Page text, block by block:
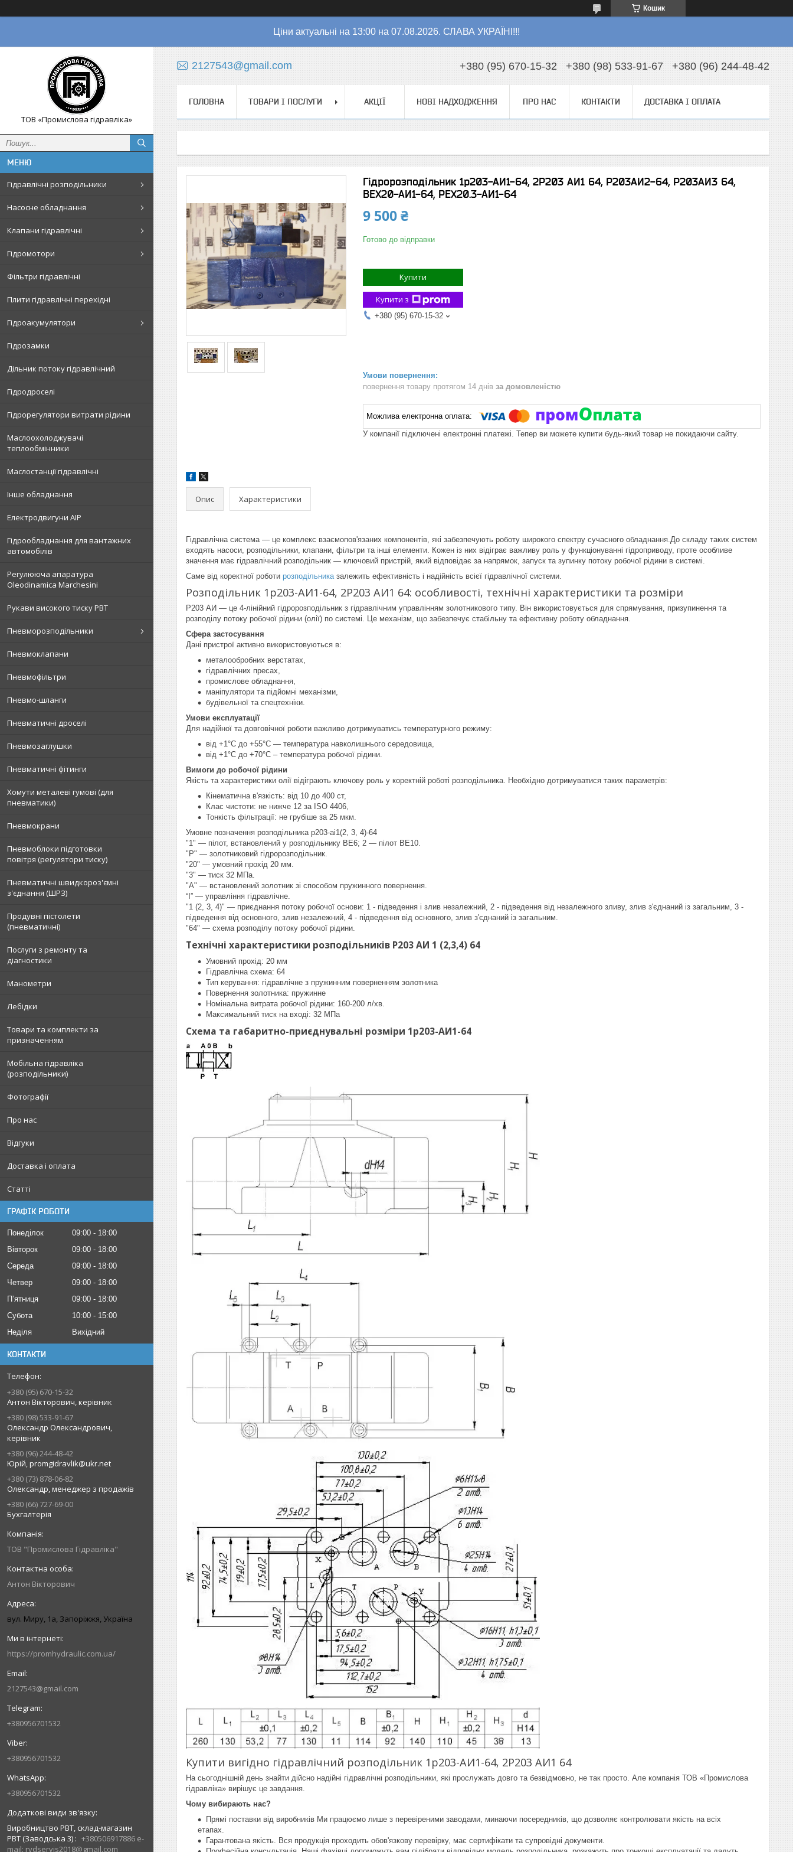
Кошик
Ціни актуальні на 13:00 на 07.08.2026. СЛАВА УКРАЇНІ!!!
ТОВ «Промислова гідравліка»
Гідравлічні розподільники
Насосне обладнання
Клапани гідравлічні
Гідромотори
Фільтри гідравлічні
Плити гідравлічні перехідні
Гідроакумулятори
Гідрозамки
Дільник потоку гідравлічний
Гідродроселі
Гідрорегулятори витрати рідини
Маслоохолоджувачі
теплообмінники
Маслостанції гідравлічні
Інше обладнання
Електродвигуни АІР
Гідрообладнання для вантажних
автомобілів
Регулююча апаратура
Oleodinamica Marchesini
Рукави високого тиску РВТ
Пневморозподільники
Пневмоклапани
Пневмофільтри
Пневмо-шланги
Пневматичні дроселі
Пневмозаглушки
Пневматичні фітинги
Хомути металеві гумові (для
пневматики)
Пневмокрани
Пневмоблоки підготовки
повітря (регулятори тиску)
Пневматичні швидкороз'ємні
з'єднання (ШРЗ)
Продувні пістолети
(пневматичні)
Послуги з ремонту та
діагностики
Манометри
Лебідки
Товари та комплекти за
призначенням
Мобільна гідравліка
(розподільники)
Фотографії
Про нас
Відгуки
Доставка і оплата
Статті
ГРАФІК РОБОТИ
Понеділок 09:00
18:00
Вівторок
09:00
18:00
Середа
09:00
18:00
Четвер
09:00
18:00
Пʼятниця
09:00
18:00
Субота
10:00
15:00
Неділя
Вихідний
КОНТАКТИ
+380 (95) 670-15-32
Антон Вікторович, керівник
+380 (98) 533-91-67
Олександр Олександрович,
керівник
+380 (96) 244-48-42
Юрій, promgidravlik@ukr.net
+380 (73) 878-06-82
Олександр, менеджер з продажів
+380 (66) 727-69-00
Бухгалтерія
ТОВ "Промислова Гідравліка"
Антон Вікторович
вул. Миру, 1а, Запоріжжя, Україна
https://promhydraulic.com.ua/
2127543@gmail.com
+380956701532
+380956701532
+380956701532
Виробництво РВТ, склад-магазин
РВТ (Заводська 3)
+380506917886 e-
mail: rvdservis2018@gmail.com
2127543@gmail.com +380 (95) 670-15-32 +380 (98) 533-91-67 +380 (96) 244-48-42
ГОЛОВНА ТОВАРИ І ПОСЛУГИ АКЦІЇ НОВІ НАДХОДЖЕННЯ ПРО НАС КОНТАКТИ ДОСТАВКА І ОПЛАТА
Гідророзподільник 1р203-АИ1-64, 2Р203 АИ1 64, Р203АИ2-64, Р203АИ3 64,
ВЕХ20-АИ1-64, РЕХ20.3-АИ1-64
9 500 ₴
Готово до відправки
Купити
Купити з
+380 (95) 670-15-32
повернення товару протягом 14 днів за домовленістю
У компанії підключені електронні платежі. Тепер ви можете купити будь-який товар не покидаючи сайту.
Опис Характеристики
Гідравлічна система — це комплекс взаємопов'язаних компонентів, які забезпечують роботу широкого спектру сучасного обладнання.До складу таких систем
входять насоси, розподільники, клапани, фільтри та інші елементи. Кожен із них відіграє важливу роль у функціонуванні гідроприводу, проте особливе
значення має гідравлічний розподільник — ключовий пристрій, який відповідає за напрямок, запуск та зупинку потоку робочої рідини в системі.
Саме від коректної роботи розподільниказалежить ефективність і надійність всієї гідравлічної системи.
Розподільник 1р203-АИ1-64, 2Р203 АИ1 64: особливості, технічні характеристики та розміри
Р203 АИ — це 4-лінійний гідророзподільник з гідравлічним управлінням золотникового типу. Він використовується для спрямування, призупинення та
розподілу потоку робочої рідини (олії) по системі. Це механізм, що забезпечує стабільну та ефективну роботу обладнання.
Сфера застосування
Дані пристрої активно використовуються в:
металообробних верстатах,
гідравлічних пресах,
промислове обладнання,
маніпулятори та підйомні механізми,
будівельної та спецтехніки.
Умови експлуатації
Для надійної та довговічної роботи важливо дотримуватись температурного режиму:
від +1°C до +55°C — температура навколишнього середовища,
від +1°C до +70°C – температура робочої рідини.
Вимоги до робочої рідини
Якість та характеристики олії відіграють ключову роль у коректній роботі розподільника. Необхідно дотримуватися таких параметрів:
Кінематична в'язкість: від 10 до 400 ст,
Клас чистоти: не нижче 12 за ISO 4406,
Тонкість фільтрації: не грубіше за 25 мкм.
Умовне позначення розподільника р203-аі1(2, 3, 4)-64
"1" — пілот, встановлений у розподільнику ВЕ6; 2 — пілот ВЕ10.
"Р" — золотниковий гідророзподільник.
"20" — умовний прохід 20 мм.
"3" — тиск 32 МПа.
"А" — встановлений золотник зі способом пружинного повернення.
“І” — управління гідравлічне.
"1 (2, 3, 4)" — приєднання потоку робочої основи: 1 - підведення і злив незалежний, 2 - підведення від незалежного зливу, злив з'єднаний із загальним, 3 -
підведення від основного, злив незалежний, 4 - підведення від основного, злив з'єднаний із загальним.
"64" — схема розподілу потоку робочої рідини.
Технічні характеристики розподільників Р203 АИ 1 (2,3,4) 64
Умовний прохід: 20 мм
Гідравлічна схема: 64
Тип керування: гідравлічне з пружинним поверненням золотника
Повернення золотника: пружинне
Номінальна витрата робочої рідини: 160-200 л/хв.
Максимальний тиск на вході: 32 МПа
Схема та габаритно-приєднувальні розміри 1р203-АИ1-64
Купити вигідно гідравлічний розподільник 1р203-АИ1-64, 2Р203 АИ1 64
На сьогоднішній день знайти дійсно надійні гідравлічні розподільники, які прослужать довго та безвідмовно, не так просто. Але компанія ТОВ «Промислова
гідравліка» вирішує це завдання.
Чому вибирають нас?
Прямі поставки від виробників Ми працюємо лише з перевіреними заводами, минаючи посередників, що дозволяє контролювати якість на всіх
етапах.
Гарантована якість. Вся продукція проходить обов'язкову перевірку, має сертифікати та супровідні документи.